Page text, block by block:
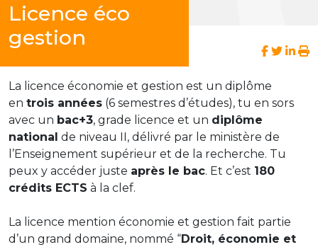
Licence éco
gestion
La licence économie et gestion est un diplôme
en trois années (6 semestres d’études), tu en sors
avec un bac+3, grade licence et un diplôme
national de niveau II, délivré par le ministère de
l’Enseignement supérieur et de la recherche. Tu
peux y accéder juste après le bac. Et c’est 180
crédits ECTS à la clef.
La licence mention économie et gestion fait partie
d’un grand domaine, nommé “Droit, économie et